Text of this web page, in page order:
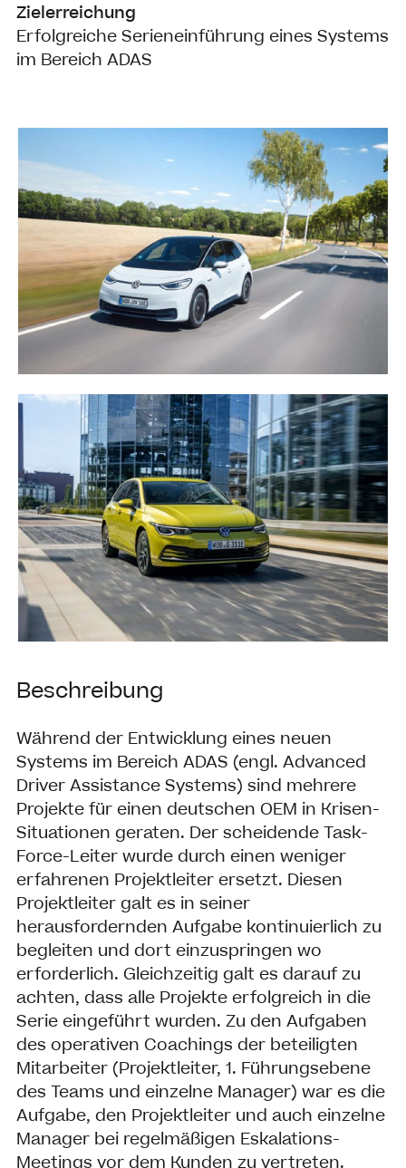
Zielerreichung
Erfolgreiche Serieneinführung eines Systems
im Bereich ADAS
Beschreibung
Während der Entwicklung eines neuen
Systems im Bereich ADAS (engl. Advanced
Driver Assistance Systems) sind mehrere
Projekte für einen deutschen OEM in Krisen-
Situationen geraten. Der scheidende Task-
Force-Leiter wurde durch einen weniger
erfahrenen Projektleiter ersetzt. Diesen
Projektleiter galt es in seiner
herausfordernden Aufgabe kontinuierlich zu
begleiten und dort einzuspringen wo
erforderlich. Gleichzeitig galt es darauf zu
achten, dass alle Projekte erfolgreich in die
Serie eingeführt wurden. Zu den Aufgaben
des operativen Coachings der beteiligten
Mitarbeiter (Projektleiter, 1. Führungsebene
des Teams und einzelne Manager) war es die
Aufgabe, den Projektleiter und auch einzelne
Manager bei regelmäßigen Eskalations-
Meetings vor dem Kunden zu vertreten.